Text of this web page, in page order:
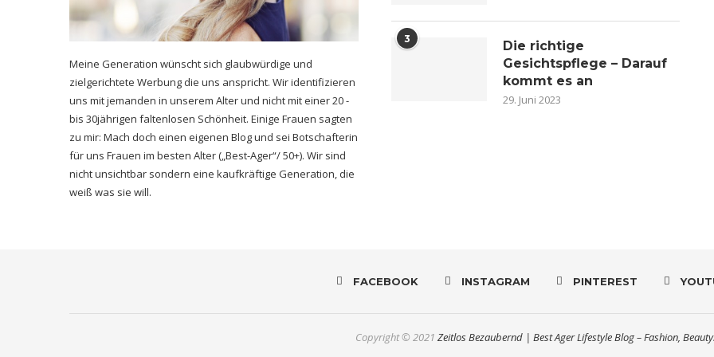
Meine Generation wünscht sich glaubwürdige und
zielgerichtete Werbung die uns anspricht. Wir identifizieren
uns mit jemanden in unserem Alter und nicht mit einer 20 -
bis 30jährigen faltenlosen Schönheit. Einige Frauen sagten
zu mir: Mach doch einen eigenen Blog und sei Botschafterin
für uns Frauen im besten Alter („Best-Ager“/ 50+). Wir sind
nicht unsichtbar sondern eine kaufkräftige Generation, die
weiß was sie will.
3
Die richtige
Gesichtspflege – Darauf
kommt es an
29. Juni 2023
FACEBOOK INSTAGRAM PINTEREST
Copyright © 2021 Zeitlos Bezaubernd | Best Ager Lifestyle Blog – Fashion, Beauty.